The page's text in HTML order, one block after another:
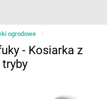
ogrodowe
- Kosiarka z